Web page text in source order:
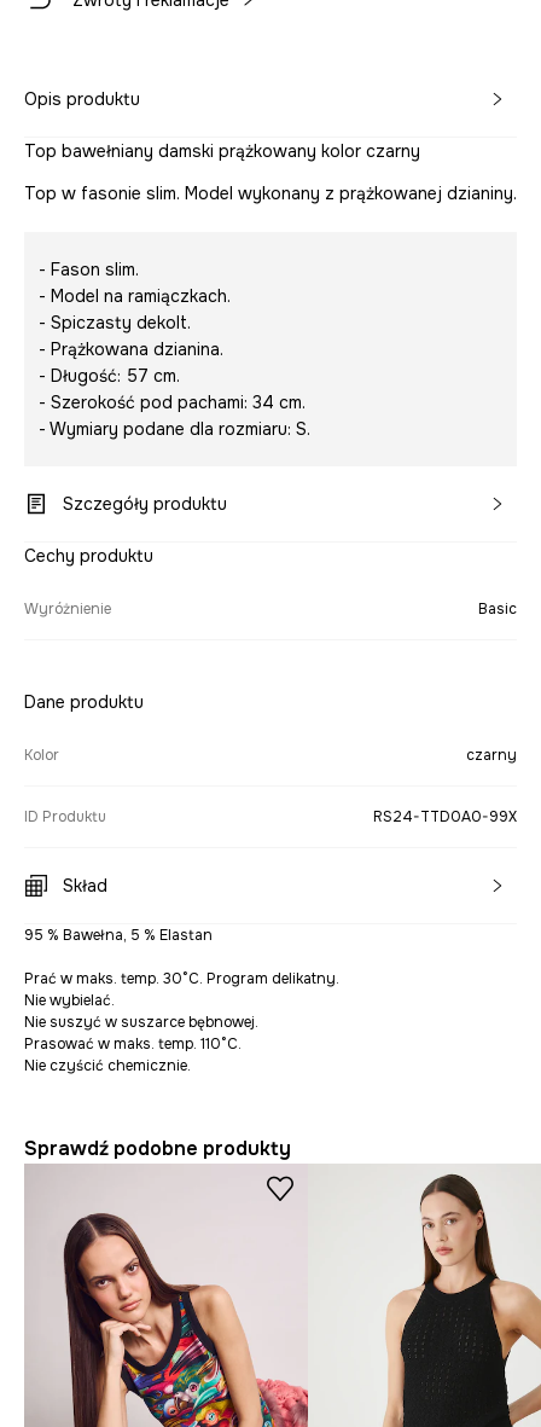
Opis produktu
Top bawełniany damski prążkowany kolor czarny
Top w fasonie slim. Model wykonany z prążkowanej dzianiny.
- Fason slim.
- Model na ramiączkach.
- Spiczasty dekolt.
- Prążkowana dzianina.
- Długość: 57 cm.
- Szerokość pod pachami: 34 cm.
- Wymiary podane dla rozmiaru: S.
Szczegóły produktu
Cechy produktu
Wyróżnienie Basic
Dane produktu
Kolor czarny
ID Produktu RS24-TTD0A0-99X
Skład
95 % Bawełna, 5 % Elastan
Prać w maks. temp. 30°C. Program delikatny.
Nie wybielać.
Nie suszyć w suszarce bębnowej.
Prasować w maks. temp. 110°C.
Nie czyścić chemicznie.
Sprawdź podobne produkty